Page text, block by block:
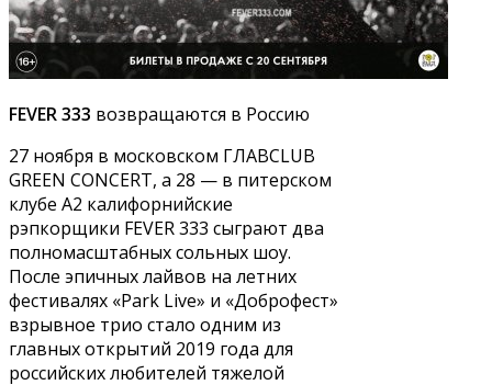
FEVER 333 возвращаются в Россию
27 ноября в московском ГЛАВCLUB
GREEN CONCERT, а 28 — в питерском
клубе А2 калифорнийские
рэпкорщики FEVER 333 сыграют два
полномасштабных сольных шоу.
После эпичных лайвов на летних
фестивалях «Park Live» и «Доброфест»
взрывное трио стало одним из
главных открытий 2019 года для
российских любителей тяжелой